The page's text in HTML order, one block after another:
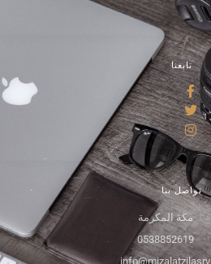
تواصل بنا
مكة المكرمة
0538852619
info@mizalatzilasry
تابعنا